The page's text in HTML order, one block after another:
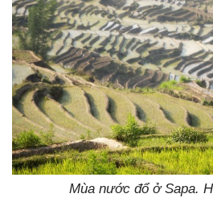
Mùa nước đổ ở Sapa.